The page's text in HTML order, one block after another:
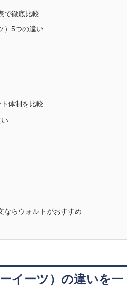
で徹底比較
）5つの違い
体制を比較
ならウォルトがおすすめ
イーツ）の違いを一